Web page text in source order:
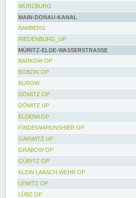
WÜRZBURG
MAIN-DONAU-KANAL
BAMBERG
RIEDENBURG_UP
MÜRITZ-ELDE-WASSERSTRASSE
BARKOW OP
BOBZIN OP
BUROW
DÖMITZ OP
DÖMITZ UP
ELDENA OP
FINDENWIRUNSHIER OP
GARWITZ UP
GRABOW OP
GÜRITZ OP
KLEIN LAASCH WEHR OP
LEWITZ OP
LÜBZ OP